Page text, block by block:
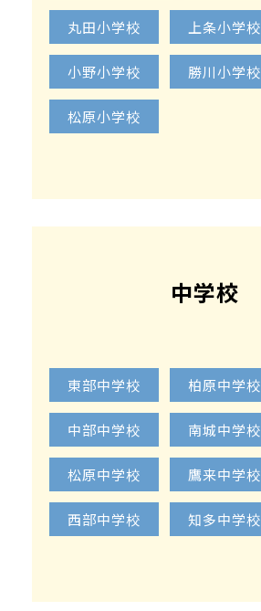
丸田小学校 上条小学校
小野小学校 勝川小学校
松原小学校
中学校
東部中学校 柏原中学校
中部中学校 南城中学校
松原中学校 鷹来中学校
西部中学校 知多中学校